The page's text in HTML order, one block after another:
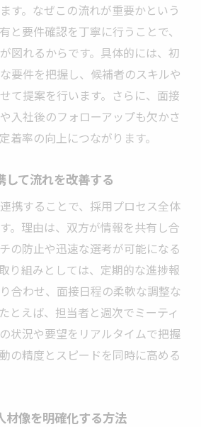
す。なぜこの流れが重要かという
と要件確認を丁寧に行うことで、
図れるからです。具体的には、初
要件を把握し、候補者のスキルや
て提案を行います。さらに、面接
入社後のフォローアップも欠かさ
着率の向上につながります。
して流れを改善する
携することで、採用プロセス全体
。理由は、双方が情報を共有し合
の防止や迅速な選考が可能になる
り組みとしては、定期的な進捗報
合わせ、面接日程の柔軟な調整な
とえば、担当者と週次でミーティ
状況や要望をリアルタイムで把握
の精度とスピードを同時に高める
材像を明確化する方法